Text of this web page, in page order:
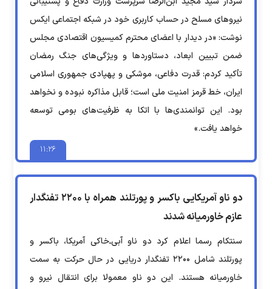
۱۱:۲۶
نیروهای مسلح در حساب کاربری خود در شبکه اجتماعی ایکس
نوشت: «‏در دیدار با اعضای محترم کمیسیون اقتصادی مجلس
ضمن تبیین ابعاد، دستاوردها و ویژگی‌های جنگ رمضان
تأکید کردم: قدرت دفاعی، موشکی و پهپادی جمهوری اسلامی
ایران، خط قرمز امنیت ملی است؛ قابل مذاکره نبوده و نخواهد
بود. این توانمندی‌ها با اتکا به ظرفیت‌های بومی توسعه
خواهد یافت.»
دو ناو آمریکایی باکسر و پورتلند همراه با ۲۲۰۰ تفنگدار
عازم خاورمیانه شدند
سنتکام رسما اعلام کرد دو ناو آبی‌ـ‌خاکی آمریکا، باکسر و
پورتلند شامل ۲۲۰۰ تفنگدار دریایی در حال حرکت به سمت
خاورمیانه هستند. این دو ناو معمولا برای انتقال نیرو و